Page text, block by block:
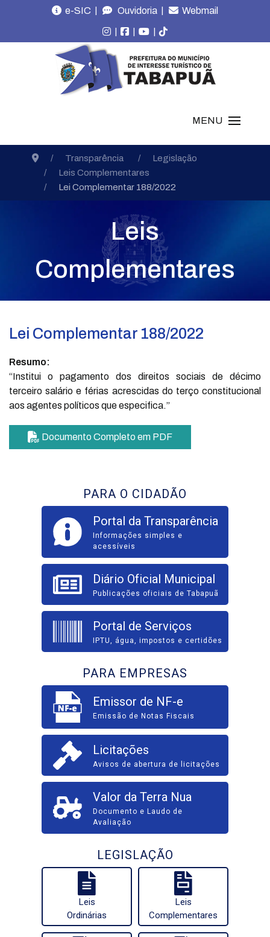
e-SIC | Ouvidoria | Webmail
| | |
MENU
Transparência
Legislação
Leis Complementares
Lei Complementar 188/2022
Leis
Complementares
Lei Complementar 188/2022
Resumo:
“Institui o pagamento dos direitos sociais de décimo
terceiro salário e férias acrescidas do terço constitucional
aos agentes políticos que especifica.”
Documento Completo em PDF
PARA O CIDADÃO
Portal da Transparência
Informações simples e
acessíveis
Diário Oficial Municipal
Publicações oficiais de Tabapuã
Portal de Serviços
IPTU, água, impostos e certidões
PARA EMPRESAS
Emissor de NF-e
Emissão de Notas Fiscais
Licitações
Avisos de abertura de licitações
Valor da Terra Nua
Documento e Laudo de
Avaliação
LEGISLAÇÃO
Leis
Ordinárias
Leis
Complementares